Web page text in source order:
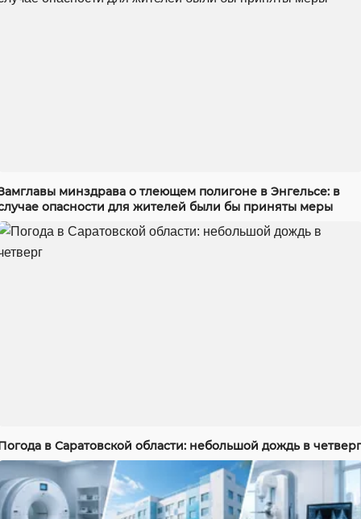
минздрава о тлеющем полигоне в Энгельсе: в
опасности для жителей были бы приняты меры
в Саратовской области: небольшой дождь в четверг